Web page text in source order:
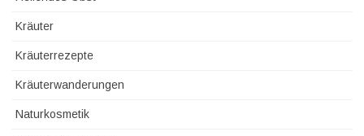
Kräuter
Kräuterrezepte
Kräuterwanderungen
Naturkosmetik